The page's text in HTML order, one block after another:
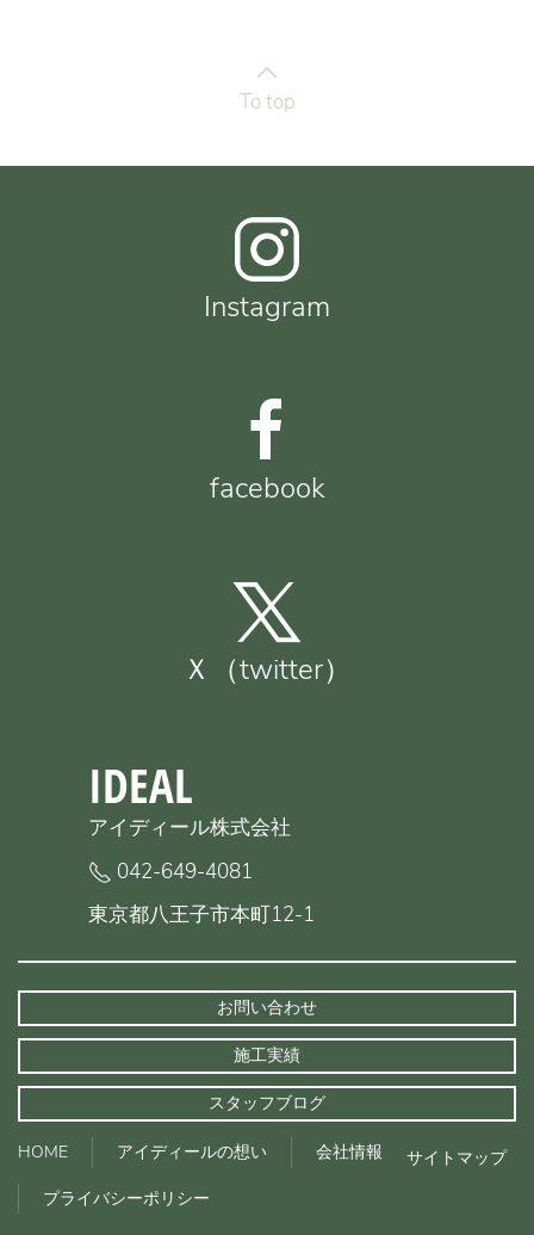
To top
Instagram
facebook
Ｘ（twitter）
IDEAL
アイディール株式会社
042-649-4081
東京都八王子市本町12-1
お問い合わせ
施工実績
スタッフブログ
HOME アイディールの想い 会社情報
サイトマップ
プライバシーポリシー